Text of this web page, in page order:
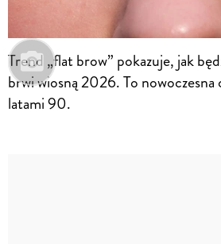
Trend „flat brow” pokazuje, jak
brwi wiosną 2026. To nowoczesna
latami 90.